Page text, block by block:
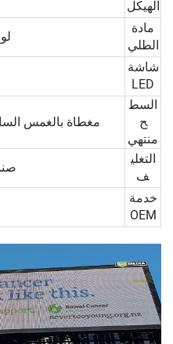
الهيكل
مادة
الطلي
شاشة
LED
السط
ح
منتهي
مغطاة بالغمس
التغلي
ف
خدمة
OEM